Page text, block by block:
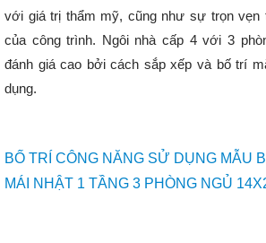
với giá trị thẩm mỹ, cũng như sự trọn vẹn
của công trình. Ngôi nhà cấp 4 với 3
đánh giá cao bởi cách sắp xếp và bố trí
dụng.
BỐ TRÍ CÔNG NĂNG SỬ DỤNG MẪU
MÁI NHẬT 1 TẦNG 3 PHÒNG NGỦ